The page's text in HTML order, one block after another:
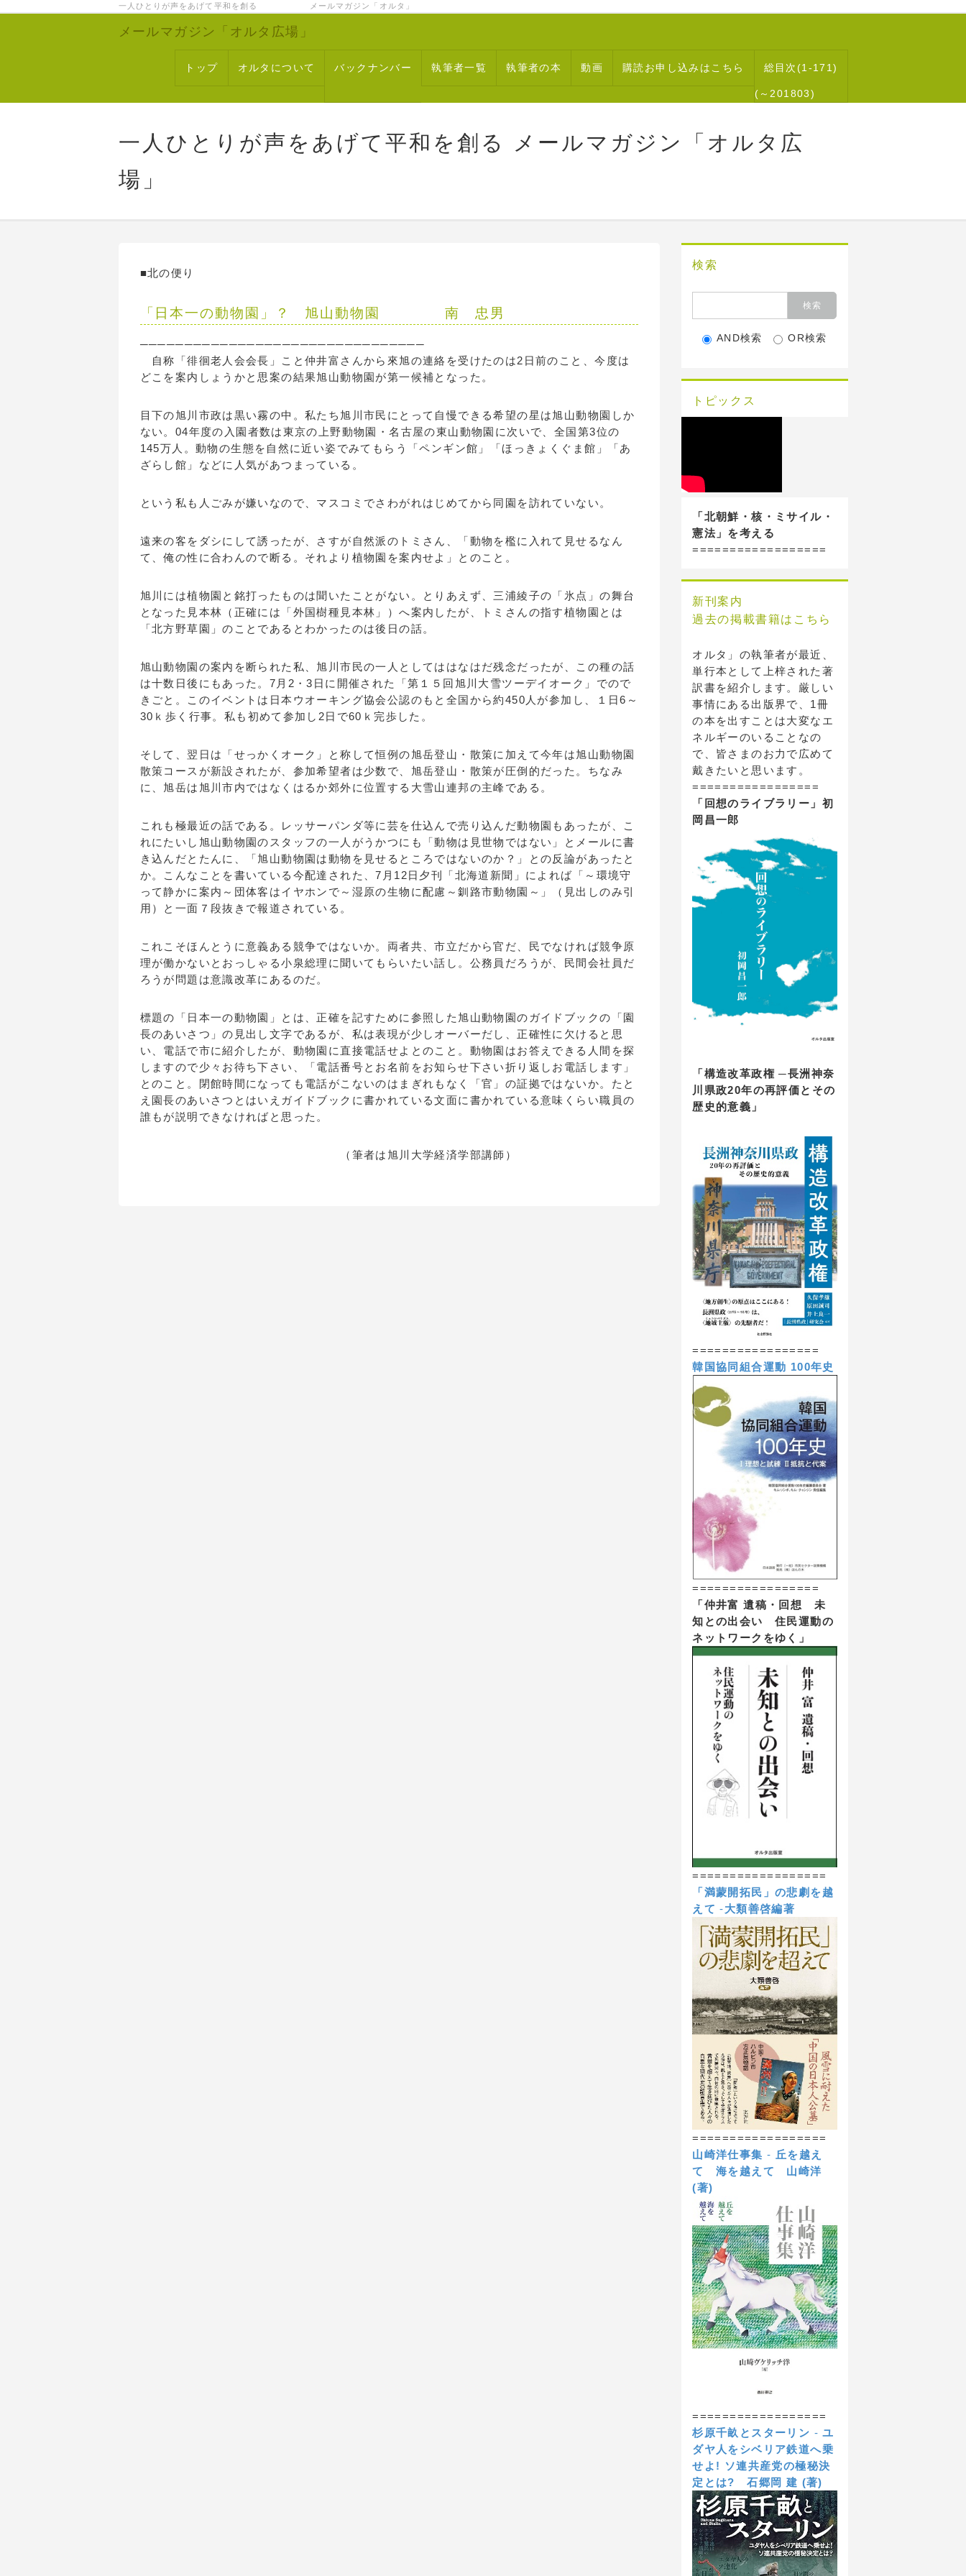
一人ひとりが声をあげて平和を創る メールマガジン「オルタ」
メールマガジン「オルタ広場」
トップ オルタについて バックナンバー 執筆者一覧 執筆者の本 動画 購読お申し込みはこちら 総目次(1-171)
(～201803)
一人ひとりが声をあげて平和を創る メールマガジン「オルタ広
場」
■北の便り
「日本一の動物園」？ 旭山動物園 南 忠男
────────────────────────────────
自称「徘徊老人会会長」こと仲井富さんから來旭の連絡を受けたのは2日前のこと、今度は
どこを案内しょうかと思案の結果旭山動物園が第一候補となった。
目下の旭川市政は黒い霧の中。私たち旭川市民にとって自慢できる希望の星は旭山動物園しか
ない。04年度の入園者数は東京の上野動物園・名古屋の東山動物園に次いで、全国第3位の
145万人。動物の生態を自然に近い姿でみてもらう「ペンギン館」「ほっきょくぐま館」「あ
ざらし館」などに人気があつまっている。
という私も人ごみが嫌いなので、マスコミでさわがれはじめてから同園を訪れていない。
遠来の客をダシにして誘ったが、さすが自然派のトミさん、「動物を檻に入れて見せるなん
て、俺の性に合わんので断る。それより植物園を案内せよ」とのこと。
旭川には植物園と銘打ったものは聞いたことがない。とりあえず、三浦綾子の「氷点」の舞台
となった見本林（正確には「外国樹種見本林」）へ案内したが、トミさんの指す植物園とは
「北方野草園」のことであるとわかったのは後日の話。
旭山動物園の案内を断られた私、旭川市民の一人としてははなはだ残念だったが、この種の話
は十数日後にもあった。7月2・3日に開催された「第１５回旭川大雪ツーデイオーク」でので
きごと。このイベントは日本ウオーキング協会公認のもと全国から約450人が参加し、１日6～
30ｋ歩く行事。私も初めて参加し2日で60ｋ完歩した。
そして、翌日は「せっかくオーク」と称して恒例の旭岳登山・散策に加えて今年は旭山動物園
散策コースが新設されたが、参加希望者は少数で、旭岳登山・散策が圧倒的だった。ちなみ
に、旭岳は旭川市内ではなくはるか郊外に位置する大雪山連邦の主峰である。
これも極最近の話である。レッサーパンダ等に芸を仕込んで売り込んだ動物園もあったが、こ
れにたいし旭山動物園のスタッフの一人がうかつにも「動物は見世物ではない」とメールに書
き込んだとたんに、「旭山動物園は動物を見せるところではないのか？」との反論があったと
か。こんなことを書いている今配達された、7月12日夕刊「北海道新聞」によれば「～環境守
って静かに案内～団体客はイヤホンで～湿原の生物に配慮～釧路市動物園～」（見出しのみ引
用）と一面７段抜きで報道されている。
これこそほんとうに意義ある競争ではないか。両者共、市立だから官だ、民でなければ競争原
理が働かないとおっしゃる小泉総理に聞いてもらいたい話し。公務員だろうが、民間会社員だ
ろうが問題は意識改革にあるのだ。
標題の「日本一の動物園」とは、正確を記すために参照した旭山動物園のガイドブックの「園
長のあいさつ」の見出し文字であるが、私は表現が少しオーバーだし、正確性に欠けると思
い、電話で市に紹介したが、動物園に直接電話せよとのこと。動物園はお答えできる人間を探
しますので少々お待ち下さい、「電話番号とお名前をお知らせ下さい折り返しお電話します」
とのこと。閉館時間になっても電話がこないのはまぎれもなく「官」の証拠ではないか。たと
え園長のあいさつとはいえガイドブックに書かれている文面に書かれている意味くらい職員の
誰もが説明できなければと思った。
（筆者は旭川大学経済学部講師）
検索
AND検索 OR検索
トピックス
「北朝鮮・核・ミサイル・
憲法」を考える
==================
新刊案内
過去の掲載書籍はこちら
オルタ」の執筆者が最近、
単行本として上梓された著
訳書を紹介します。厳しい
事情にある出版界で、1冊
の本を出すことは大変なエ
ネルギーのいることなの
で、皆さまのお力で広めて
戴きたいと思います。
=================
「回想のライブラリー」初
岡昌一郎
「構造改革政権 ─長洲神奈
川県政20年の再評価とその
歴史的意義」
=================
韓国協同組合運動 100年史
=================
「仲井富 遺稿・回想 未
知との出会い 住民運動の
ネットワークをゆく」
==================
「満蒙開拓民」の悲劇を越
えて -大類善啓編著
==================
山崎洋仕事集 - 丘を越え
て 海を越えて
山崎洋
(著)
==================
杉原千畝とスターリン -ユ
ダヤ人をシベリア鉄道へ乗
せよ! ソ連共産党の極秘決
定とは?
石郷岡 建 (著)